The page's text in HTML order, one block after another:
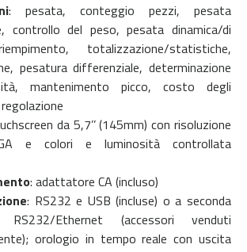
: pesata, conteggio pezzi, pesata
controllo del peso, pesata dinamica/di
totalizzazione/statistiche,
pesatura differenziale, determinazione
mantenimento picco, costo degli
da 5,7’’ (145mm) con risoluzione
e colori e luminosità controllata
: adattatore CA (incluso)
: RS232 e USB (incluse) o a seconda
RS232/Ethernet (accessori venduti
orologio in tempo reale con uscita